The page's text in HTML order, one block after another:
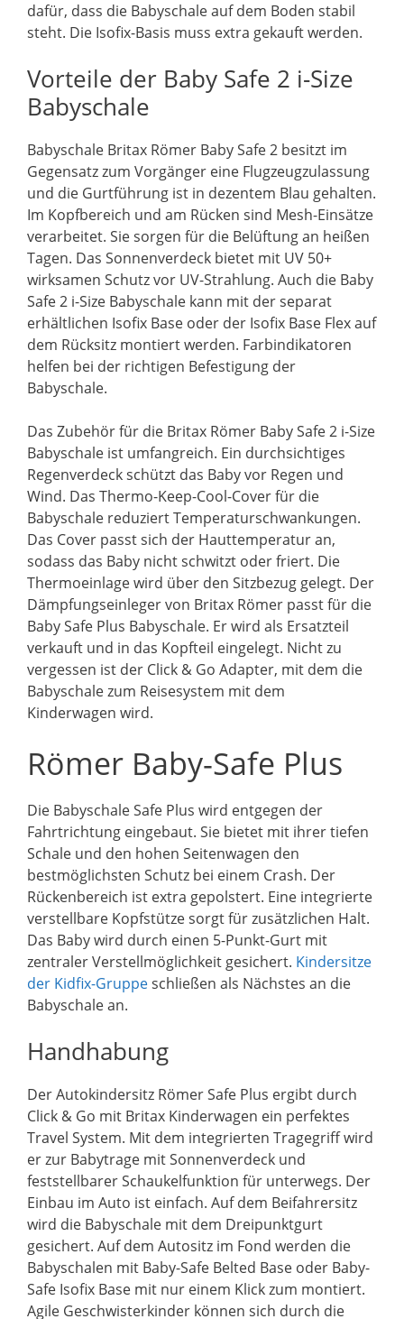
dafür, dass die Babyschale auf dem Boden stabil
steht. Die Isofix-Basis muss extra gekauft werden.
Vorteile der Baby Safe 2 i-Size
Babyschale
Babyschale Britax Römer Baby Safe 2 besitzt im
Gegensatz zum Vorgänger eine Flugzeugzulassung
und die Gurtführung ist in dezentem Blau gehalten.
Im Kopfbereich und am Rücken sind Mesh-Einsätze
verarbeitet. Sie sorgen für die Belüftung an heißen
Tagen. Das Sonnenverdeck bietet mit UV 50+
wirksamen Schutz vor UV-Strahlung. Auch die Baby
Safe 2 i-Size Babyschale kann mit der separat
erhältlichen Isofix Base oder der Isofix Base Flex auf
dem Rücksitz montiert werden. Farbindikatoren
helfen bei der richtigen Befestigung der
Babyschale.
Das Zubehör für die Britax Römer Baby Safe 2 i-Size
Babyschale ist umfangreich. Ein durchsichtiges
Regenverdeck schützt das Baby vor Regen und
Wind. Das Thermo-Keep-Cool-Cover für die
Babyschale reduziert Temperaturschwankungen.
Das Cover passt sich der Hauttemperatur an,
sodass das Baby nicht schwitzt oder friert. Die
Thermoeinlage wird über den Sitzbezug gelegt. Der
Dämpfungseinleger von Britax Römer passt für die
Baby Safe Plus Babyschale. Er wird als Ersatzteil
verkauft und in das Kopfteil eingelegt. Nicht zu
vergessen ist der Click & Go Adapter, mit dem die
Babyschale zum Reisesystem mit dem
Kinderwagen wird.
Römer Baby-Safe Plus
Die Babyschale Safe Plus wird entgegen der
Fahrtrichtung eingebaut. Sie bietet mit ihrer tiefen
Schale und den hohen Seitenwagen den
bestmöglichsten Schutz bei einem Crash. Der
Rückenbereich ist extra gepolstert. Eine integrierte
verstellbare Kopfstütze sorgt für zusätzlichen Halt.
Das Baby wird durch einen 5-Punkt-Gurt mit
zentraler Verstellmöglichkeit gesichert. Kindersitze
der Kidfix-Gruppeschließen als Nächstes an die
Babyschale an.
Handhabung
Der Autokindersitz Römer Safe Plus ergibt durch
Click & Go mit Britax Kinderwagen ein perfektes
Travel System. Mit dem integrierten Tragegriff wird
er zur Babytrage mit Sonnenverdeck und
feststellbarer Schaukelfunktion für unterwegs. Der
Einbau im Auto ist einfach. Auf dem Beifahrersitz
wird die Babyschale mit dem Dreipunktgurt
gesichert. Auf dem Autositz im Fond werden die
Babyschalen mit Baby-Safe Belted Base oder Baby-
Safe Isofix Base mit nur einem Klick zum montiert.
Agile Geschwisterkinder können sich durch die